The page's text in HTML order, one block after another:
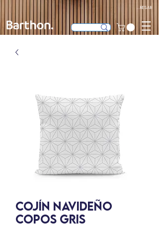
Ingresar
COJÍN NAVIDEÑO
COPOS GRIS